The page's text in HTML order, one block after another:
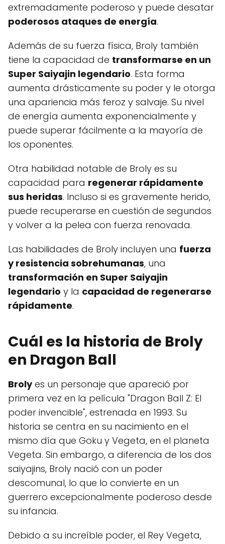
extremadamente poderoso y puede desatar
poderosos ataques de energía.
Además de su fuerza física, Broly también
tiene la capacidad de transformarse en un
Super Saiyajin legendario. Esta forma
aumenta drásticamente su poder y le otorga
una apariencia más feroz y salvaje. Su nivel
de energía aumenta exponencialmente y
puede superar fácilmente a la mayoría de
los oponentes.
Otra habilidad notable de Broly es su
capacidad para regenerar rápidamente
sus heridas. Incluso si es gravemente herido,
puede recuperarse en cuestión de segundos
y volver a la pelea con fuerza renovada.
Las habilidades de Broly incluyen una fuerza
y resistencia sobrehumanas, una
transformación en Super Saiyajin
legendario y la capacidad de regenerarse
rápidamente.
Cuál es la historia de Broly
en Dragon Ball
Brolyes un personaje que apareció por
primera vez en la película "Dragon Ball Z: El
poder invencible", estrenada en 1993. Su
historia se centra en su nacimiento en el
mismo día que Goku y Vegeta, en el planeta
Vegeta. Sin embargo, a diferencia de los dos
saiyajins, Broly nació con un poder
descomunal, lo que lo convierte en un
guerrero excepcionalmente poderoso desde
su infancia.
Debido a su increíble poder, el Rey Vegeta,